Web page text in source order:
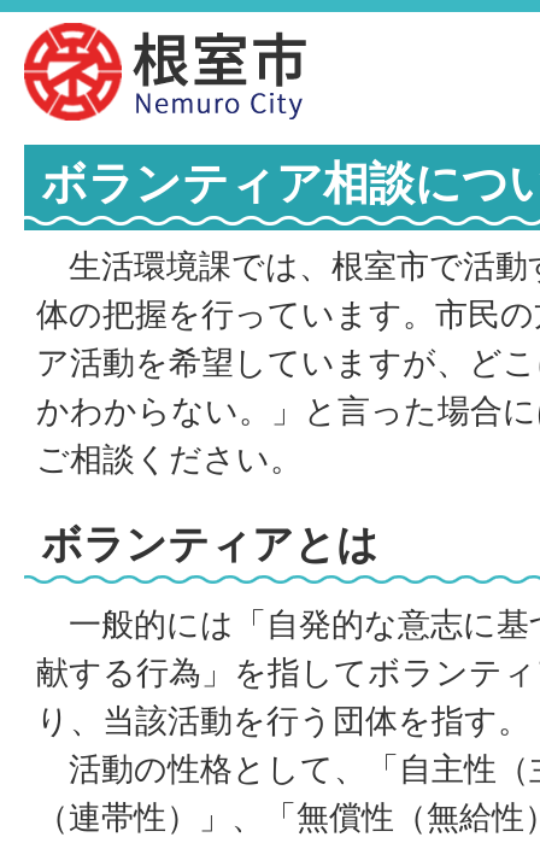
ボランティア相談につ
生活環境課では、根室市で活
体の把握を行っています。市民
ア活動を希望していますが、ど
かわからない。」と言った場合
ご相談ください。
ボランティアとは
一般的には「自発的な意志に基
献する行為」を指してボランテ
り、当該活動を行う団体を指す。
活動の性格として、「自主性（
（連帯性）」、「無償性（無給